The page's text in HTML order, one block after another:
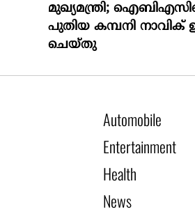
മുഖ്യമന്ത്രി;
പുതിയ കമ്പനി നാവിക്
ചെയ്തു
Automobile
Entertainment
Health
News